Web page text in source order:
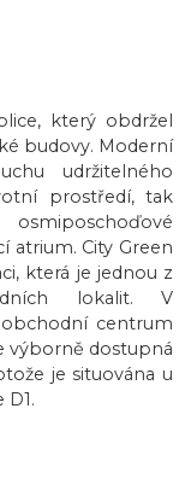
který obdržel
budovy. Moderní
udržitelného
prostředí, tak
atrium. City Green
která je jednou z
lokalit. V
centrum
výborně dostupná
je situována u
D1.